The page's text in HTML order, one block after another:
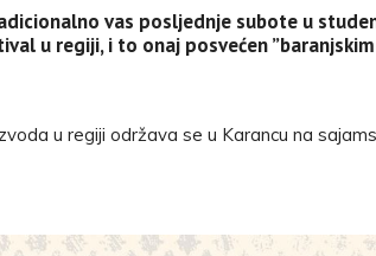
vas posljednje subote u
u regiji, i to onaj posvećen
u regiji održava se u Karancu na